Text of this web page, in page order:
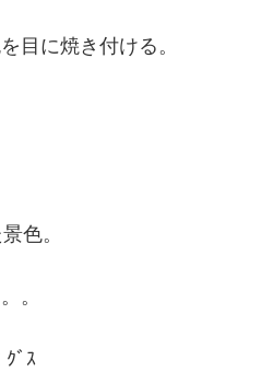
目に焼き付ける。
色。
。
ﾞｽ